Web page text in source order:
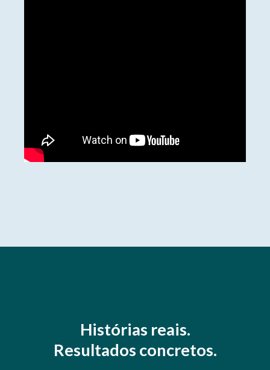
Histórias reais.
Resultados concretos.